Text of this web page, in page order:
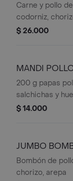
Carne y pollo
codorniz,
salchichas y
$ 26.000
MANDI
200 g papas
salchichas y
acompañado
$ 14.000
JUMBO
Bombón de
chorizo, arepa